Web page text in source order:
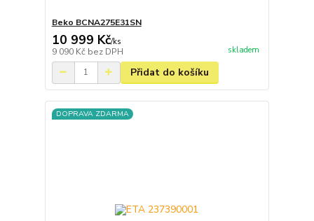
Beko BCNA275E31SN
10 999 Kč/ks
9 090 Kč bez DPH skladem
Přidat do košíku
DOPRAVA ZDARMA